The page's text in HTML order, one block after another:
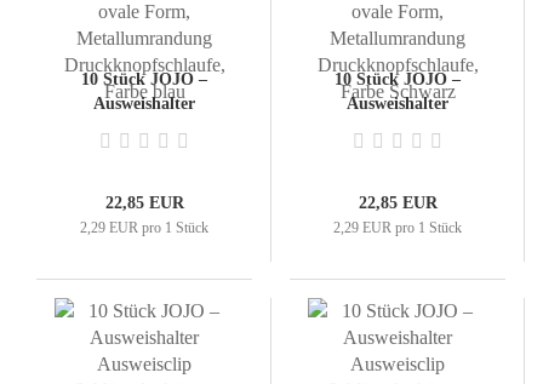
10 Stück JOJO –
Ausweishalter
Schlüsselanhänger ovale
Metallumrandung
Druckknopfschlaufe,
22,85 EUR
2,29 EUR pro 1 Stück
10 Stück JOJO –
Ausweishalter
Schlüsselanhänger ovale
Metallumrandung
Druckknopfschlaufe,
22,85 EUR
2,29 EUR pro 1 Stück